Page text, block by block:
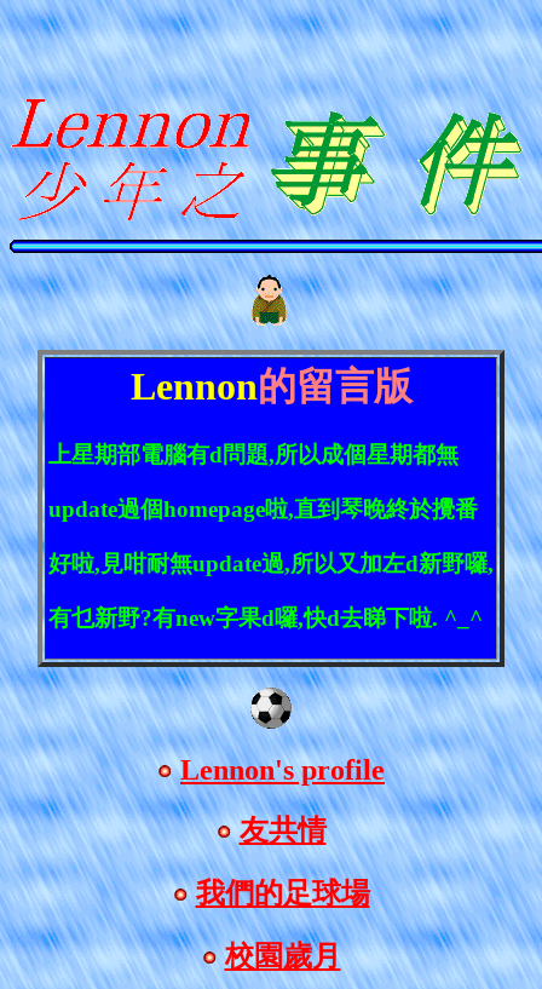
Lennon的留言版
上星期部電腦有d問題,所以成個星期都無
update過個homepage啦,直到琴晚終於攪番
好啦, 見咁耐無update過,所以又加左d新野囉,
有乜新野?有new字果d囉,快d去睇下啦. ^_^
Lennon's profile
友共情
我們的足球場
校園歲月